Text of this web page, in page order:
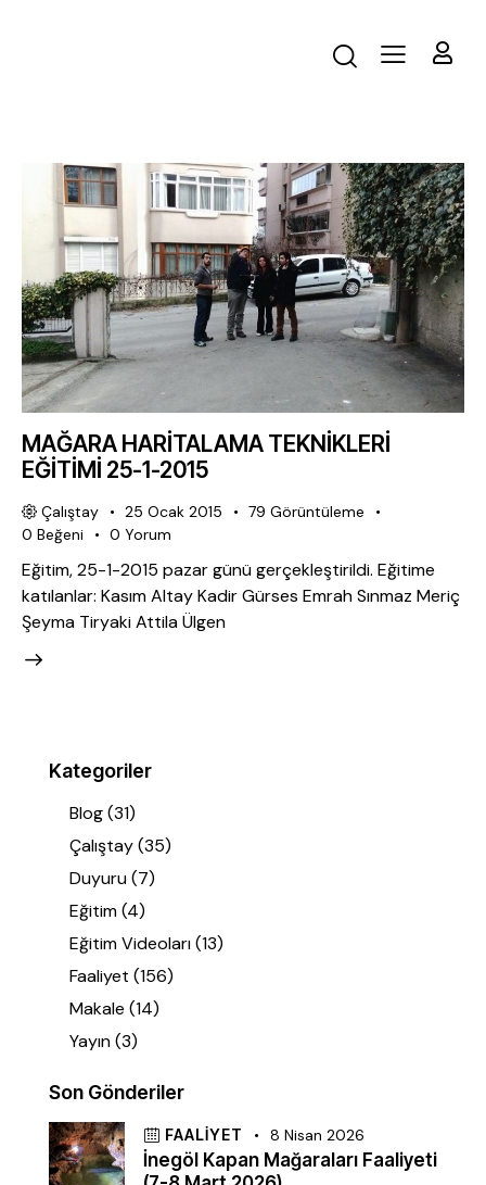
MAĞARA HARİTALAMA TEKNİKLERİ
EĞİTİMİ 25-1-2015
Çalıştay 25 Ocak 2015 79 Görüntüleme
0 Beğeni 0 Yorum
Eğitim, 25-1-2015 pazar günü gerçekleştirildi. Eğitime
katılanlar: Kasım Altay Kadir Gürses Emrah Sınmaz Meriç
Şeyma Tiryaki Attila Ülgen
Kategoriler
Blog(31)
Çalıştay(35)
Duyuru(7)
Eğitim(4)
Eğitim Videoları(13)
Faaliyet (156)
Makale (14)
Yayın(3)
Son Gönderiler
FAALIYET 8 Nisan 2026
İnegöl Kapan Mağaraları Faaliyeti